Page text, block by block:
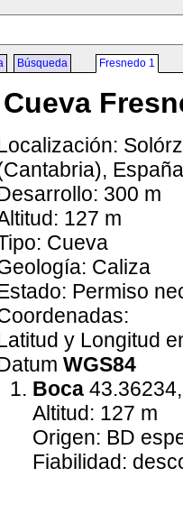
Búsqueda Fresnedo 1
Cueva
España
300 m
127 m
Cueva
Caliza
Permiso
y Longitud
WGS84
Boca
Altitud: 127 m
Origen: BD
Fiabilidad: